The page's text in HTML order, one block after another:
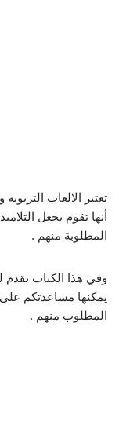
تعتبر الالعاب
أنها تقوم بجعل
المطلوبة منهم .
وفي هذا الكتاب نقدم
يمكنها مساعدتكم على
المطلوب منهم .